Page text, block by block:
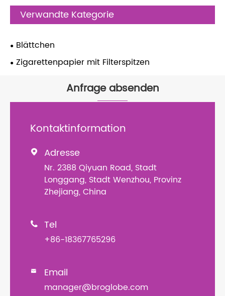
Verwandte Kategorie
Blättchen
Zigarettenpapier mit Filterspitzen
Anfrage absenden
Kontaktinformation
 Adresse
Nr. 2388 Qiyuan Road, Stadt
Longgang, Stadt Wenzhou, Provinz
Zhejiang, China
 Tel
+86-18367765296
 Email
manager@broglobe.com